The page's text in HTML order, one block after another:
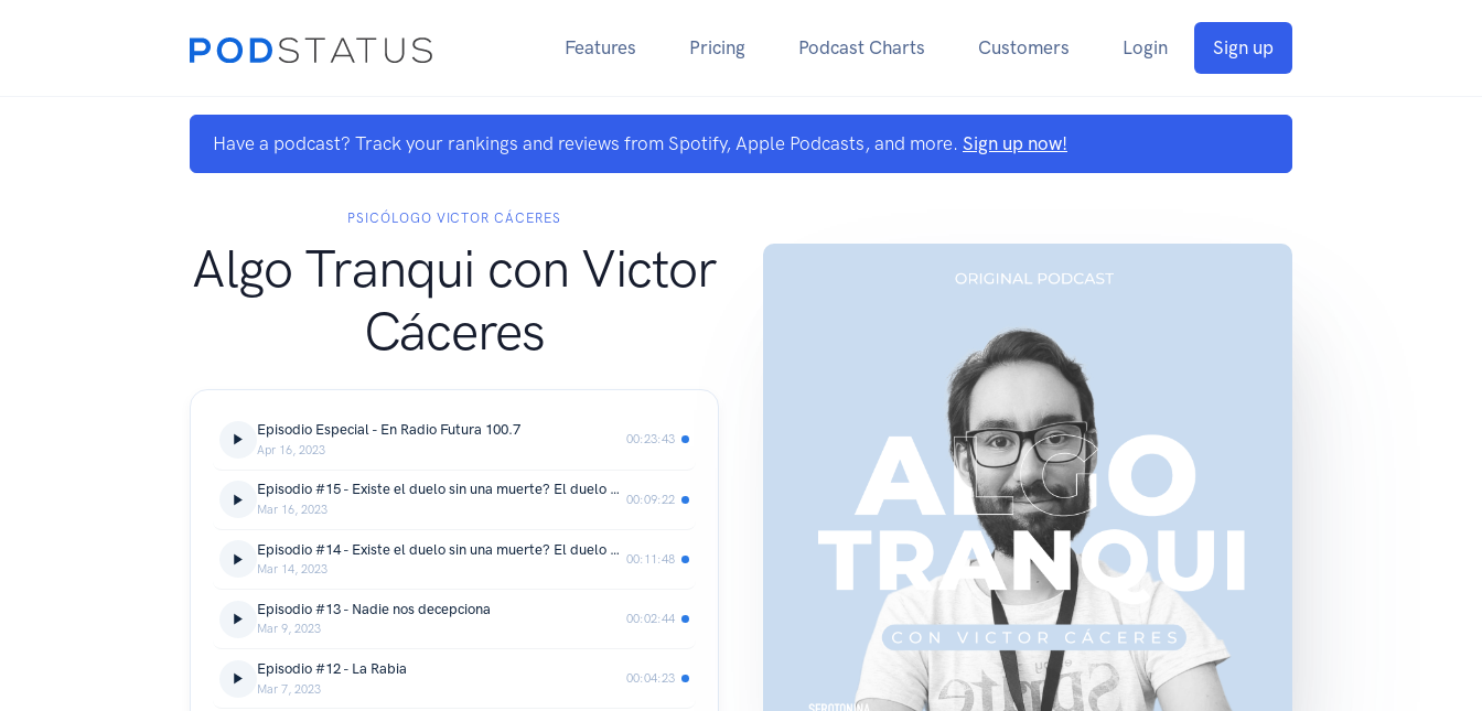
Features Pricing Podcast Charts Customers Login Sign up
Have a podcast? Track your rankings and reviews from Spotify, Apple Podcasts, and more. Sign up now!
PSICÓLOGO VICTOR CÁCERES
Algo Tranqui con Victor
Cáceres
Episodio Especial - En Radio Futura 100.7
Apr 16, 2023
00:23:43
Episodio #15 - Existe el duelo sin una muerte? El duelo por ruptura de pareja (Parte Dos)
Mar 16, 2023
00:09:22
Episodio #14 - Existe el duelo sin una muerte? El duelo por ruptura de pareja (Parte Uno)
Mar 14, 2023
00:11:48
Episodio #13 - Nadie nos decepciona
Mar 9, 2023
00:02:44
Episodio #12 - La Rabia
Mar 7, 2023
00:04:23